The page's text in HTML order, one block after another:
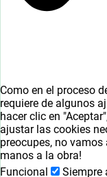
Como en el proceso
requiere de algunos
hacer clic en
ajustar las cookies
preocupes, no
manos a la obra!
Funcional
Siempre